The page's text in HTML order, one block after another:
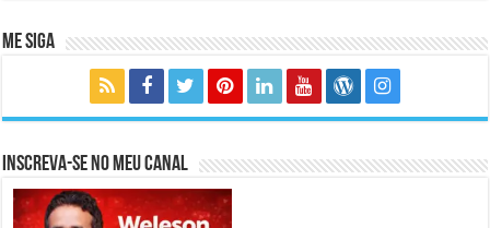
Me Siga
Inscreva-se no meu canal